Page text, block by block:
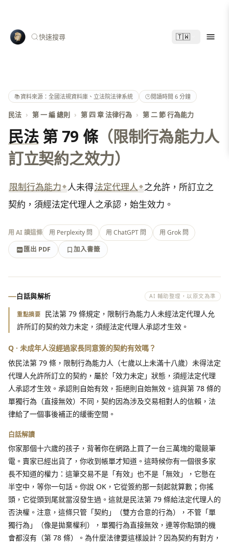
快速搜尋 🇹🇼
📚資料來源：全國法規資料庫、立法院法律系統 🕑閱讀時間 6 分鐘
民法 › 第 一 編 總則 › 第 四 章 法律行為 › 第 二 節 行為能力
民法第 79 條（限制行為能力人
訂立契約之效力）
限制行為能力 人未得法定代理人 之允許，所訂立之
契約，須經法定代理人之承認，始生效力。
用 AI 讀這條 用 Perplexity 問 用 ChatGPT 問
用 Grok 問
匯出 PDF
加入書籤
匯出 PDF
加入書籤
白話與解析 AI 輔助整理，以原文為準
重點摘要
民法第 79 條規定，限制行為能力人未經法定代理人允
許所訂的契約效力未定，須經法定代理人承認才生效。
Q · 未成年人沒經過家長同意簽的契約有效嗎？
依民法第 79 條，限制行為能力人（七歲以上未滿十八歲）未得法定
代理人允許所訂立的契約，屬於「效力未定」狀態，須經法定代理
人承認才生效。承認則自始有效，拒絕則自始無效。這與第 78 條的
單獨行為（直接無效）不同，契約因為涉及交易相對人的信賴，法
律給了一個事後補正的緩衝空間。
白話解讀
你家那個十六歲的孩子，背著你在網路上買了一台三萬塊的電競筆
電。賣家已經出貨了，你收到帳單才知道。這時候你有一個很多家
長不知道的權力：這筆交易不是「有效」也不是「無效」，它懸在
半空中，等你一句話。你說 OK，它從簽約那一刻起就算數；你搖
頭，它從頭到尾就當沒發生過。這就是民法第 79 條給法定代理人的
否決權。注意，這條只管「契約」（雙方合意的行為），不管「單
獨行為」（像是拋棄權利），單獨行為直接無效，連等你點頭的機
會都沒有（第 78 條）。為什麼法律要這樣設計？因為契約有對方，